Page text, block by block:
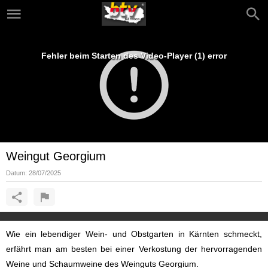
Fehler beim Starten des Video-Player (1) error
Weingut Georgium
Datum: 28/07/2025
Wie ein lebendiger Wein- und Obstgarten in Kärnten schmeckt,
erfährt man am besten bei einer Verkostung der hervorragenden
Weine und Schaumweine des Weinguts Georgium.